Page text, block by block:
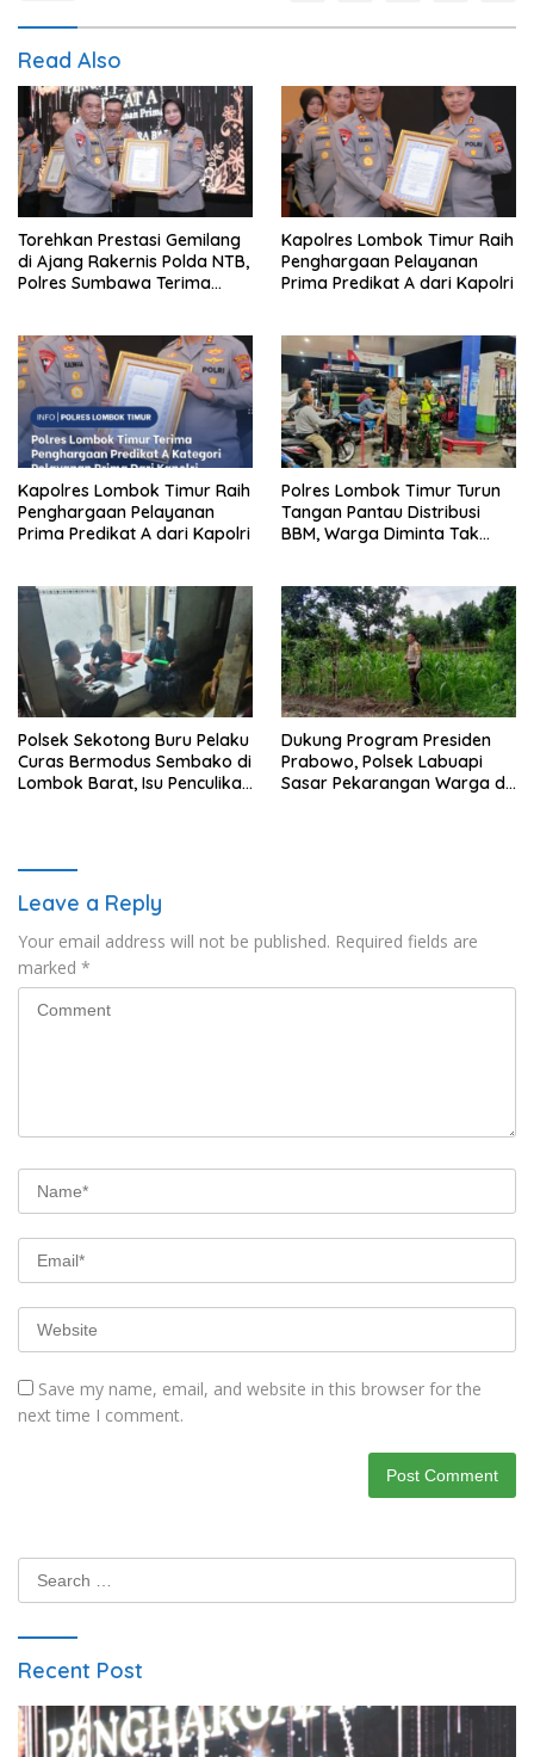
Read Also
Torehkan Prestasi Gemilang
di Ajang Rakernis Polda NTB,
Polres Sumbawa Terima
Kapolres Lombok Timur Raih
Penghargaan Pelayanan
Prima Predikat A dari Kapolri
Kapolres Lombok Timur Raih
Penghargaan Pelayanan
Prima Predikat A dari Kapolri
Polres Lombok Timur Turun
Tangan Pantau Distribusi
BBM, Warga Diminta Tak
Polsek Sekotong Buru Pelaku
Curas Bermodus Sembako di
Lombok Barat, Isu Penculikan
Dukung Program Presiden
Prabowo, Polsek Labuapi
Sasar Pekarangan Warga di
Leave a Reply
Your email address will not be published. Required fields are
marked *
Save my name, email, and website in this browser for the
next time I comment.
Search
for:
Recent Post